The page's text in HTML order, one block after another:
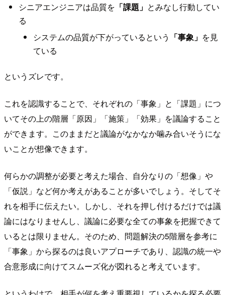
シニアエンジニアは品質を 「課題」 とみなし行動してい
る
システムの品質が下がっているという 「事象」 を見
ている
というズレです。
これを認識することで、それぞれの「事象」と「課題」につ
いてその上の階層「原因」「施策」「効果」を議論すること
ができます。このままだと議論がなかなか噛み合いそうにな
いことが想像できます。
何らかの調整が必要と考えた場合、自分なりの「想像」や
「仮説」など何か考えがあることが多いでしょう。そしてそ
れを相手に伝えたい。しかし、それを押し付けるだけでは議
論にはなりませんし、議論に必要な全ての事象を把握できて
いるとは限りません。そのため、問題解決の5階層を参考に
「事象」から探るのは良いアプローチであり、認識の統一や
合意形成に向けてスムーズ化が図れると考えています。